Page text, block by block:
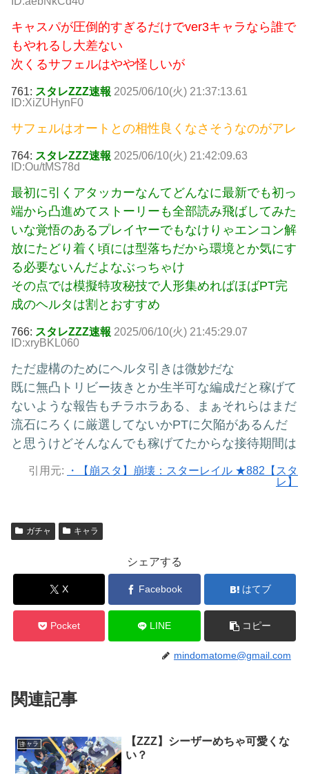
キャスパが圧倒的すぎるだけでver3キャラなら誰で
もやれるし大差ない
次くるサフェルはやや怪しいが
761: スタレZZZ速報 2025/06/10(火) 21:37:13.61
ID:XiZUHynF0
サフェルはオートとの相性良くなさそうなのがアレ
764: スタレZZZ速報 2025/06/10(火) 21:42:09.63
ID:Ou/tMS78d
最初に引くアタッカーなんてどんなに最新でも初っ
端から凸進めてストーリーも全部読み飛ばしてみた
いな覚悟のあるプレイヤーでもなけりゃエンコン解
放にたどり着く頃には型落ちだから環境とか気にす
る必要ないんだよなぶっちゃけ
その点では模擬特攻秘技で人形集めればほばPT完
成のヘルタは割とおすすめ
766: スタレZZZ速報 2025/06/10(火) 21:45:29.07
ID:xryBKL060
ただ虚構のためにヘルタ引きは微妙だな
既に無凸トリビー抜きとか生半可な編成だと稼げて
ないような報告もチラホラある、まぁそれらはまだ
流石にろくに厳選してないかPTに欠陥があるんだ
と思うけどそんなんでも稼げてたからな接待期間は
引用元:
・【崩スタ】崩壊：スターレイル ★882【スタ
レ】
ガチャ キャラ
シェアする
X Facebook はてブ
Pocket LINE コピー
mindomatome@gmail.com
関連記事
キャラ
【ZZZ】シーザーめちゃ可愛くな
い？